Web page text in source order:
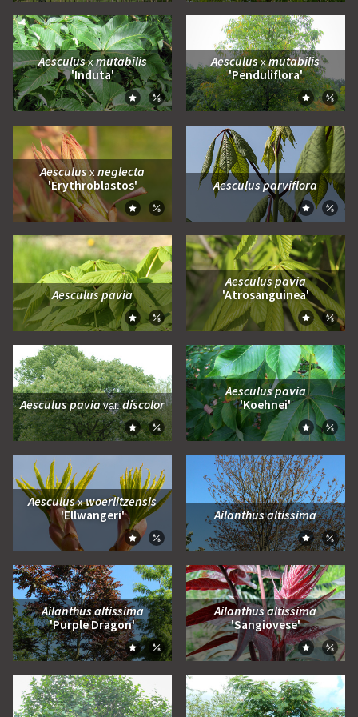
Aesculusxmutabilis
'Induta'
Zum Vergleich hinzufügen
Zum Moodboard hinzufügen
Aesculusxmutabilis
'Penduliflora'
Zum
Zum
Aesculusx neglecta
'Erythroblastos'
Zum Moodboard hinzufügen
Aesculus parviflora
Zum
Zum
Aesculus pavia
Zum Vergleich hinzufügen
Zum Moodboard hinzufügen
Aesculus pavia
'Atrosanguinea'
Zum
Zum
Aesculus paviavar.discolor
Zum Vergleich hinzufügen
Zum Moodboard hinzufügen
Aesculus pavia
'Koehnei'
Zum
Zum
Aesculusxwoerlitzensis
'Ellwangeri'
Zum Vergleich hinzufügen
Zum Moodboard hinzufügen
Ailanthus altissima
Zum
Zum
Ailanthus altissima
'Purple Dragon'
Zum Vergleich hinzufügen
Zum Moodboard hinzufügen
Ailanthus altissima
'Sangiovese'
Zum
Zum